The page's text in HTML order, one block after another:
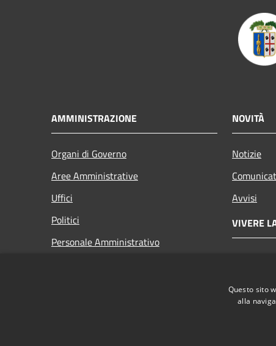
AMMINISTRAZIONE
Organi di Governo
Aree Amministrative
Uffici
Politici
Personale Amministrativo
NOVITÀ
Notizie
Avvisi
VIVERE
Questo sito
alla